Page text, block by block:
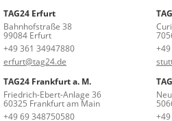
TAG24 Erfurt
Bahnhofstraße 38
99084 Erfurt
+49 361 34947880
erfurt@tag24.de
TAG24 Frankfurt a. M.
Friedrich-Ebert-Anlage 36
60325 Frankfurt am Main
+49 69 348750580